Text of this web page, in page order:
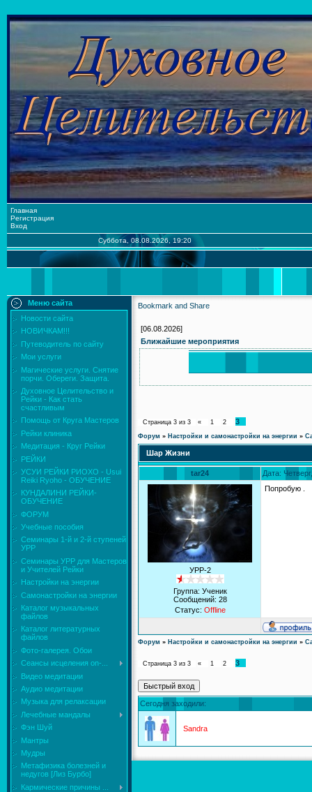
Главная
Регистрация
Вход
Суббота, 08.08.2026, 19:20
Меню сайта
Новости сайта
НОВИЧКАМ!!!
Путеводитель по сайту
Мои услуги
Магические услуги. Снятие
порчи. Обереги. Защита.
Духовное Целительство и
Рейки - Как стать
счастливым
Помощь от Круга Мастеров
Рейки клиника
Медитация - Круг Рейки
РЕЙКИ
УСУИ РЕЙКИ РИОХО - Usui
Reiki Ryoho - ОБУЧЕНИЕ
КУНДАЛИНИ РЕЙКИ-
ОБУЧЕНИЕ
ФОРУМ
Учебные пособия
Семинары 1-й и 2-й ступеней
УРР
Семинары УРР для Мастеров
и Учителей Рейки
Настройки на энергии
Самонастройки на энергии
Каталог музыкальных
файлов
Каталог литературных
файлов
Фото-галерея. Обои
Сеансы исцеления on-...
Видео медитации
Аудио медитации
Музыка для релаксации
Лечебные мандалы
Фэн Шуй
Мантры
Мудры
Mетафизика болезней и
недугов [Лиз Бурбо]
Кармические причины ...
[06.08.2026]
Ближайшие мероприятия
Страница 3 из 3 « 1 2 3
Форум » Настройки и самонастройки на энергии »
Шар Жизни
tar24 Дата:
УРР-2
Группа: Ученик
Сообщений: 28
Статус: Offline
Попробую .
Форум » Настройки и самонастройки на энергии »
Страница 3 из 3 « 1 2 3
Сегодня заходили:
Sandra